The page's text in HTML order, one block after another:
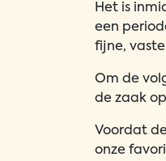
Het is
een
fijne,
Om de
de zaak
Voordat
onze